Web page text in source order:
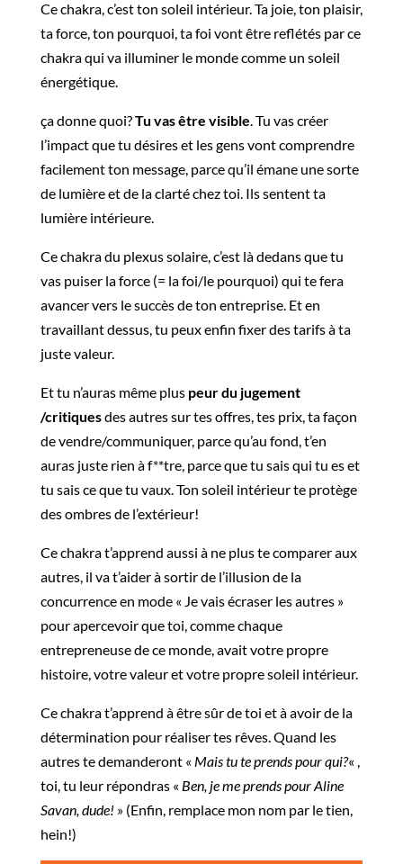
Ce chakra, c’est ton soleil intérieur. Ta joie, ton plaisir,
ta force, ton pourquoi, ta foi vont être reflétés par ce
chakra qui va illuminer le monde comme un soleil
énergétique.
ça donne quoi?Tu vas être visible. Tu vas créer
l’impact que tu désires et les gens vont comprendre
facilement ton message, parce qu’il émane une sorte
de lumière et de la clarté chez toi. Ils sentent ta
lumière intérieure.
Ce chakra du plexus solaire, c’est là dedans que tu
vas puiser la force (= la foi/le pourquoi) qui te fera
avancer vers le succès de ton entreprise. Et en
travaillant dessus, tu peux enfin fixer des tarifs à ta
juste valeur.
Et tu n’auras même plus peur du jugement
/critiquesdes autres sur tes offres, tes prix, ta façon
de vendre/communiquer, parce qu’au fond, t’en
auras juste rien à f**tre, parce que tu sais qui tu es et
tu sais ce que tu vaux. Ton soleil intérieur te protège
des ombres de l’extérieur!
Ce chakra t’apprend aussi à ne plus te comparer aux
autres, il va t’aider à sortir de l’illusion de la
concurrence en mode « Je vais écraser les autres »
pour apercevoir que toi, comme chaque
entrepreneuse de ce monde, avait votre propre
histoire, votre valeur et votre propre soleil intérieur.
Ce chakra t’apprend à être sûr de toi et à avoir de la
détermination pour réaliser tes rêves. Quand les
autres te demanderont « Mais tu te prends pour qui?« ,
toi, tu leur répondras « Ben, je me prends pour Aline
Savan, dude! » (Enfin, remplace mon nom par le tien,
hein!)